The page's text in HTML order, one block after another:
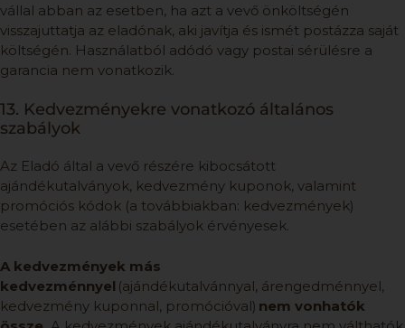
vállal abban az esetben, ha azt a vevő önköltségén
visszajuttatja az eladónak, aki javítja és ismét postázza saját
költségén. Használatból adódó vagy postai sérülésre a
garancia nem vonatkozik.
13. Kedvezményekre vonatkozó általános
szabályok
Az Eladó által a vevő részére kibocsátott
ajándékutalványok, kedvezmény kuponok, valamint
promóciós kódok (a továbbiakban: kedvezmények)
esetében az alábbi szabályok érvényesek.
A kedvezmények más
kedvezménnyel (ajándékutalvánnyal, árengedménnyel,
kedvezmény kuponnal, promócióval) nem vonhatók